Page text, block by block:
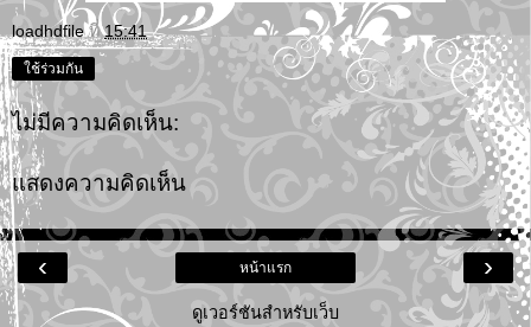
loadhdfile ที่15:41
ใช้ร่วมกัน
ไม่มีความคิดเห็น:
แสดงความคิดเห็น
‹ ›
หน้าแรก
ดูเวอร์ชันสำหรับเว็บ